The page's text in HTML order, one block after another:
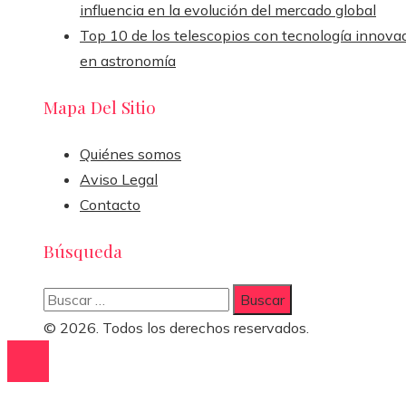
influencia en la evolución del mercado global
Top 10 de los telescopios con tecnología
en astronomía
Mapa Del Sitio
Quiénes somos
Aviso Legal
Contacto
Búsqueda
Buscar:
© 2026. Todos los derechos reservados.